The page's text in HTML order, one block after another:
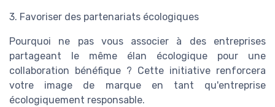
3. Favoriser des partenariats écologiques
Pourquoi ne pas vous associer à des entreprises
partageant le même élan écologique pour une
collaboration bénéfique ? Cette initiative renforcera
votre image de marque en tant qu'entreprise
écologiquement responsable.